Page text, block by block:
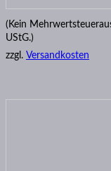
(Kein
UStG.)
zzgl. Versandkosten